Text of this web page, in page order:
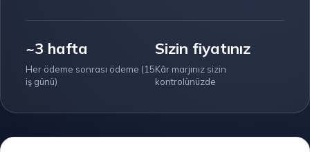
~3 hafta
Her ödeme sonrası ödeme (15
iş günü)
Sizin fiyatınız
Kâr marjınız sizin
kontrolünüzde